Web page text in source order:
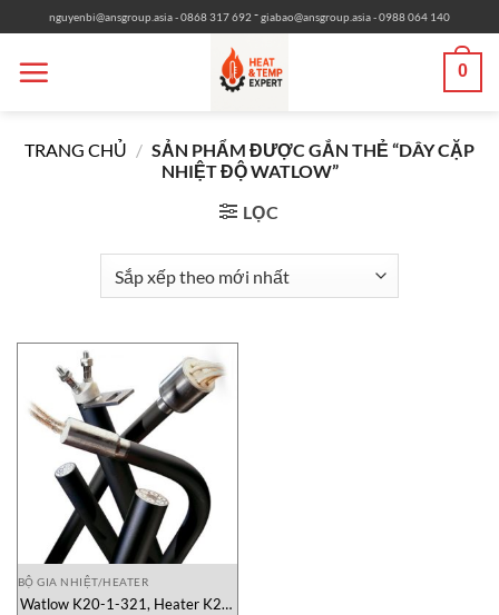
qua
nội
nguyenbi@ansgroup.asia- 0868 317 692 -giabao@ansgroup.asia- 0988 064 140
0
TRANG CHỦ / SẢN PHẨM ĐƯỢC GẮN THẺ “DÂY CẶP
NHIỆT ĐỘ WATLOW”
LỌC
BỘ GIA NHIỆT/HEATER
Watlow K20-1-321, Heater K20-